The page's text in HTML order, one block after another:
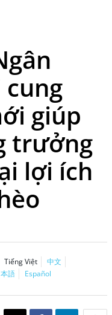
cung
giúp
trưởng
lợi ích
Tiếng Việt
中文
語 Español